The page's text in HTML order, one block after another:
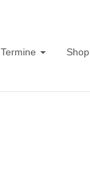
Termine Shop